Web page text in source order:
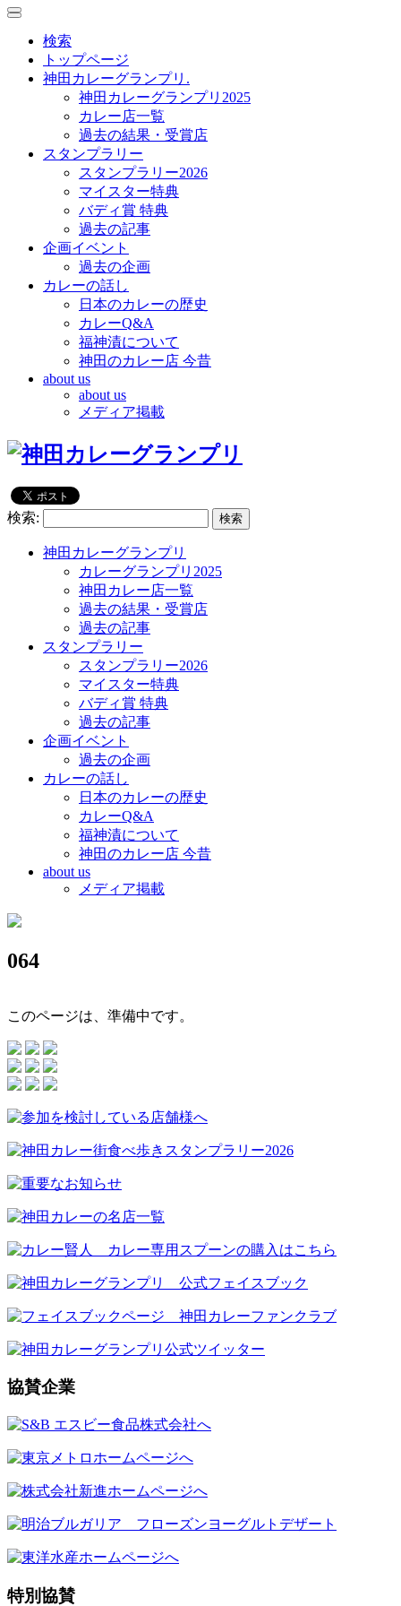
toggle
toggle
navigation
検索
トップページ
神田カレーグランプリ.
神田カレーグランプリ2025
カレー店一覧
過去の結果・受賞店
スタンプラリー
スタンプラリー2026
マイスター特典
バディ賞 特典
過去の記事
企画イベント
過去の企画
カレーの話し
日本のカレーの歴史
カレーQ&A
福神漬について
神田のカレー店 今昔
about us
about us
メディア掲載
検索:
神田カレーグランプリ
カレーグランプリ2025
神田カレー店一覧
過去の結果・受賞店
過去の記事
スタンプラリー
スタンプラリー2026
マイスター特典
バディ賞 特典
過去の記事
企画イベント
過去の企画
カレーの話し
日本のカレーの歴史
カレーQ&A
福神漬について
神田のカレー店 今昔
about us
メディア掲載
064
このページは、準備中です。
協賛企業
特別協賛